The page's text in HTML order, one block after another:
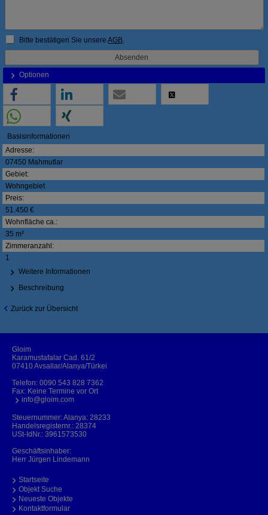
Bitte bestätigen Sie unsereAGB
Optionen
Basisinformationen
Adresse:
07450 Mahmutlar
Gebiet:
Wohngebiet
Preis:
51.450 €
Wohnfläche ca.:
35 m²
Zimmeranzahl:
1
Weitere Informationen
Beschreibung
Zurück zur Übersicht
Gloim
Karamustafalar Cad. 61/2
07410 Avsallar/Alanya/Türkei
Telefon: 0090 543 828 7362
Fax: Keine Termine vor Ort
info@gloim.com
Steuernummer: Alanya: 28233
Handelsregisternr.: 28374
USt-IdNr.: 3961573530
Geschäftsinhaber:
Herr Jürgen Lindemann
Startseite
Objekt Suche
Neueste Objekte
Kontaktformular